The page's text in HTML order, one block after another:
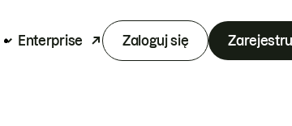
Enterprise Zaloguj się